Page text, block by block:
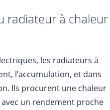
radiateur à chaleur
les radiateurs à
l’accumulation, et dans
Ils procurent une chaleur
un rendement proche